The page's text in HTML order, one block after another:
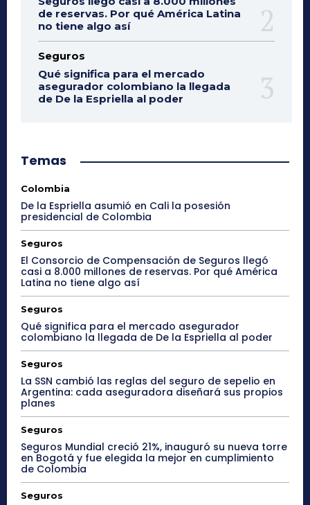
de reservas. Por qué América Latina
no tiene algo así
Seguros
Qué significa para el mercado
asegurador colombiano la llegada
de De la Espriella al poder
Temas
Colombia
De la Espriella asumió en Cali la posesión
presidencial de Colombia
Seguros
El Consorcio de Compensación de Seguros llegó
casi a 8.000 millones de reservas. Por qué América
Latina no tiene algo así
Seguros
Qué significa para el mercado asegurador
colombiano la llegada de De la Espriella al poder
Seguros
La SSN cambió las reglas del seguro de sepelio en
Argentina: cada aseguradora diseñará sus propios
planes
Seguros
Seguros Mundial creció 21%, inauguró su nueva torre
en Bogotá y fue elegida la mejor en cumplimiento
de Colombia
Seguros